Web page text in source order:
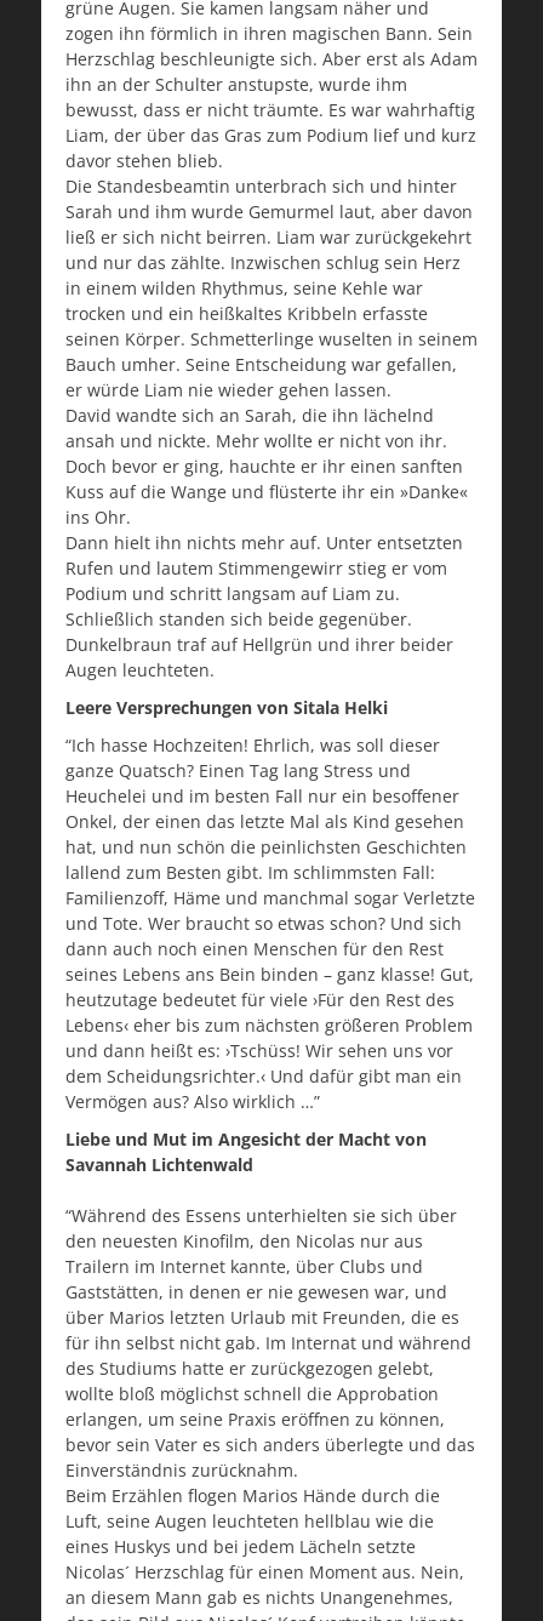
grüne Augen. Sie kamen langsam näher und
zogen ihn förmlich in ihren magischen Bann. Sein
Herzschlag beschleunigte sich. Aber erst als Adam
ihn an der Schulter anstupste, wurde ihm
bewusst, dass er nicht träumte. Es war wahrhaftig
Liam, der über das Gras zum Podium lief und kurz
davor stehen blieb.
Die Standesbeamtin unterbrach sich und hinter
Sarah und ihm wurde Gemurmel laut, aber davon
ließ er sich nicht beirren. Liam war zurückgekehrt
und nur das zählte. Inzwischen schlug sein Herz
in einem wilden Rhythmus, seine Kehle war
trocken und ein heißkaltes Kribbeln erfasste
seinen Körper. Schmetterlinge wuselten in seinem
Bauch umher. Seine Entscheidung war gefallen,
er würde Liam nie wieder gehen lassen.
David wandte sich an Sarah, die ihn lächelnd
ansah und nickte. Mehr wollte er nicht von ihr.
Doch bevor er ging, hauchte er ihr einen sanften
Kuss auf die Wange und flüsterte ihr ein »Danke«
ins Ohr.
Dann hielt ihn nichts mehr auf. Unter entsetzten
Rufen und lautem Stimmengewirr stieg er vom
Podium und schritt langsam auf Liam zu.
Schließlich standen sich beide gegenüber.
Dunkelbraun traf auf Hellgrün und ihrer beider
Augen leuchteten.
Leere Versprechungen von Sitala Helki
“Ich hasse Hochzeiten! Ehrlich, was soll dieser
ganze Quatsch? Einen Tag lang Stress und
Heuchelei und im besten Fall nur ein besoffener
Onkel, der einen das letzte Mal als Kind gesehen
hat, und nun schön die peinlichsten Geschichten
lallend zum Besten gibt. Im schlimmsten Fall:
Familienzoff, Häme und manchmal sogar Verletzte
und Tote. Wer braucht so etwas schon? Und sich
dann auch noch einen Menschen für den Rest
seines Lebens ans Bein binden – ganz klasse! Gut,
heutzutage bedeutet für viele ›Für den Rest des
Lebens‹ eher bis zum nächsten größeren Problem
und dann heißt es: ›Tschüss! Wir sehen uns vor
dem Scheidungsrichter.‹ Und dafür gibt man ein
Vermögen aus? Also wirklich …”
Liebe und Mut im Angesicht der Macht von
Savannah Lichtenwald
“Während des Essens unterhielten sie sich über
den neuesten Kinofilm, den Nicolas nur aus
Trailern im Internet kannte, über Clubs und
Gaststätten, in denen er nie gewesen war, und
über Marios letzten Urlaub mit Freunden, die es
für ihn selbst nicht gab. Im Internat und während
des Studiums hatte er zurückgezogen gelebt,
wollte bloß möglichst schnell die Approbation
erlangen, um seine Praxis eröffnen zu können,
bevor sein Vater es sich anders überlegte und das
Einverständnis zurücknahm.
Beim Erzählen flogen Marios Hände durch die
Luft, seine Augen leuchteten hellblau wie die
eines Huskys und bei jedem Lächeln setzte
Nicolas´ Herzschlag für einen Moment aus. Nein,
an diesem Mann gab es nichts Unangenehmes,